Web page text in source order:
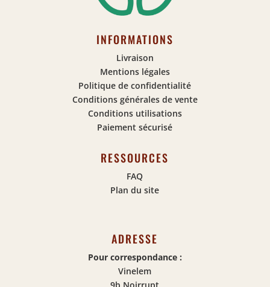
INFORMATIONS
Livraison
Mentions légales
Politique de confidentialité
Conditions générales de vente
Conditions utilisations
Paiement sécurisé
RESSOURCES
FAQ
Plan du site
ADRESSE
Pour correspondance :
Vinelem